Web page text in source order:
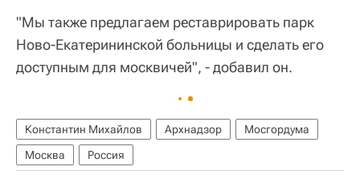
"Мы также предлагаем реставрировать парк
Ново-Екатерининской больницы и сделать его
доступным для москвичей", - добавил он.
Константин Михайлов Архнадзор
Мосгордума
Москва
Россия